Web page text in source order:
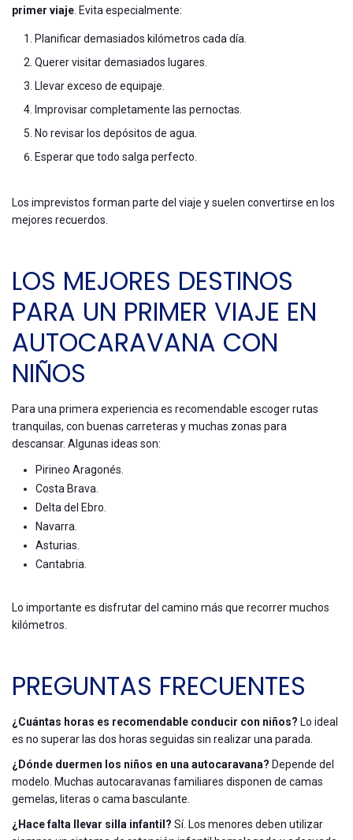
primer viaje . Evita especialmente:
Planificar demasiados kilómetros cada día.
Querer visitar demasiados lugares.
Llevar exceso de equipaje.
Improvisar completamente las pernoctas.
No revisar los depósitos de agua.
Esperar que todo salga perfecto.
Los imprevistos forman parte del viaje y suelen convertirse en los
mejores recuerdos.
LOS MEJORES DESTINOS
PARA UN PRIMER VIAJE EN
AUTOCARAVANA CON
NIÑOS
Para una primera experiencia es recomendable escoger rutas
tranquilas, con buenas carreteras y muchas zonas para
descansar. Algunas ideas son:
Pirineo Aragonés.
Costa Brava.
Delta del Ebro.
Navarra.
Asturias.
Cantabria.
Lo importante es disfrutar del camino más que recorrer muchos
kilómetros.
PREGUNTAS FRECUENTES
¿Cuántas horas es recomendable conducir con niños? Lo ideal
es no superar las dos horas seguidas sin realizar una parada.
¿Dónde duermen los niños en una autocaravana? Depende del
modelo. Muchas autocaravanas familiares disponen de camas
gemelas, literas o cama basculante.
¿Hace falta llevar silla infantil? Sí. Los menores deben utilizar